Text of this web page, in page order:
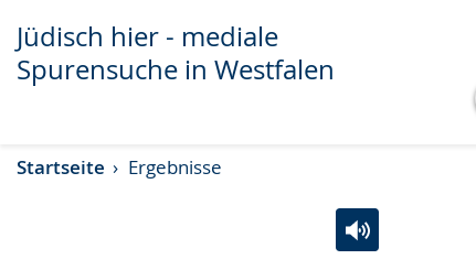
Transkript anzeigen
Abspielen
Pausieren
Jüdisch hier - mediale
Spurensuche in Westfalen
Startseite Ergebnisse